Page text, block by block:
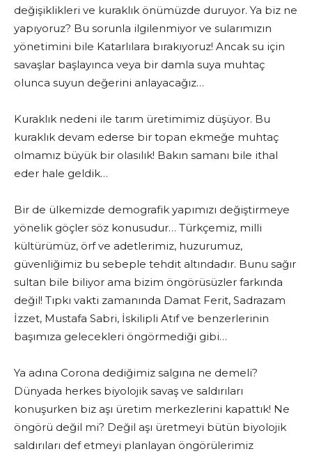
değişiklikleri ve kuraklık önümüzde duruyor. Ya biz ne
yapıyoruz? Bu sorunla ilgilenmiyor ve sularımızın
yönetimini bile Katarlılara bırakıyoruz! Ancak su için
savaşlar başlayınca veya bir damla suya muhtaç
olunca suyun değerini anlayacağız…
Kuraklık nedeni ile tarım üretimimiz düşüyor. Bu
kuraklık devam ederse bir topan ekmeğe muhtaç
olmamız büyük bir olasılık! Bakın samanı bile ithal
eder hale geldik…
Bir de ülkemizde demografik yapımızı değiştirmeye
yönelik göçler söz konusudur… Türkçemiz, milli
kültürümüz, örf ve adetlerimiz, huzurumuz,
güvenliğimiz bu sebeple tehdit altındadır. Bunu sağır
sultan bile biliyor ama bizim öngörüsüzler farkında
değil! Tıpkı vakti zamanında Damat Ferit, Sadrazam
İzzet, Mustafa Sabri, İskilipli Atıf ve benzerlerinin
başımıza gelecekleri öngörmediği gibi…
Ya adına Corona dediğimiz salgına ne demeli?
Dünyada herkes biyolojik savaş ve saldırıları
konuşurken biz aşı üretim merkezlerini kapattık! Ne
öngörü değil mi? Değil aşı üretmeyi bütün biyolojik
saldırıları def etmeyi planlayan öngörülerimiz